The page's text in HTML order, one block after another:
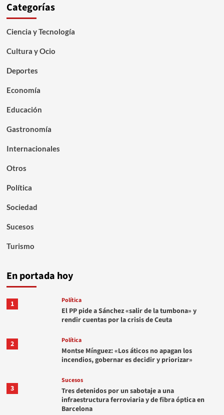
Categorías
Ciencia y Tecnología
Cultura y Ocio
Deportes
Economía
Educación
Gastronomía
Internacionales
Otros
Política
Sociedad
Sucesos
Turismo
En portada hoy
1 Política
El PP pide a Sánchez «salir de la tumbona» y
rendir cuentas por la crisis de Ceuta
2 Política
Montse Mínguez: «Los áticos no apagan los
incendios, gobernar es decidir y priorizar»
3
Sucesos
Tres detenidos por un sabotaje a una
infraestructura ferroviaria y de fibra óptica en
Barcelona